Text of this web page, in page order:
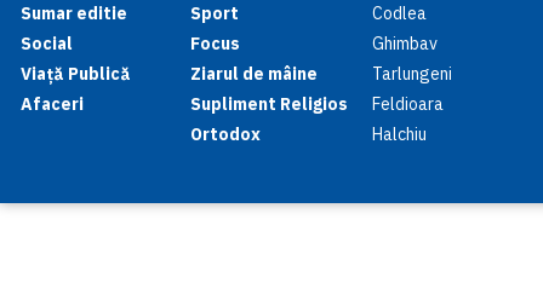
Sumar editie
Social
Viață Publică
Afaceri
Sport
Focus
Ziarul de mâine
Supliment Religios
Ortodox
Codlea
Ghimbav
Tarlungeni
Feldioara
Halchiu